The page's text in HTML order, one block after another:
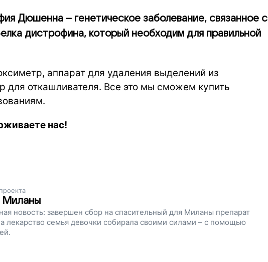
Дюшенна – генетическое заболевание, связанное с
дистрофина, который необходим для правильной
аппарат для удаления выделений из
для откашливателя. Все это мы сможем купить
нас!
Миланы
новость: завершен сбор на спасительный для Миланы препарат
лекарство семья девочки собирала своими силами – с помощью